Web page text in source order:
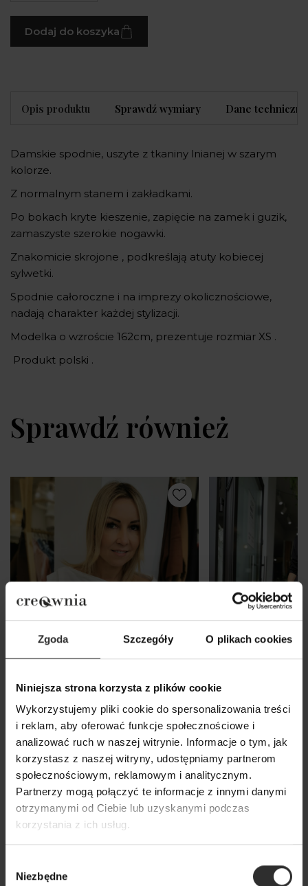
Zgoda Szczegóły O plikach cookies
Niniejsza strona korzysta z plików cookie
Wykorzystujemy pliki cookie do spersonalizowania treści
i reklam, aby oferować funkcje społecznościowe i
analizować ruch w naszej witrynie. Informacje o tym, jak
korzystasz z naszej witryny, udostępniamy partnerom
społecznościowym, reklamowym i analitycznym.
Partnerzy mogą połączyć te informacje z innymi danymi
otrzymanymi od Ciebie lub uzyskanymi podczas
korzystania z ich usług.
zgody
Niezbędne
Dodaj do koszyka
Opis produktu Sprawdź wymiary Dane techniczne
Damskie spodnie, uszyte z tkaniny lnianej w szarym
kolorze.
Z normalnym stanem i zakładkami.
Po bokach kryte kieszenie, zapięcie na zamek i guzik,
zamaszyste szerokie nogawki.
Znakomicie skrojone , podkreślają atuty kobiecej
sylwetki.
Spodnie całoroczne i na imprezy okolicznościowe,
nadają charakter każdej stylizacji.
Modelka o wzroście 162cm, prezentuje rozmiar XS .
Produkt polski .
Sprawdź również
Wiskozowa Bluzka w kolorze
ecru z dekoltem w łódkę Julia
Ecru
179,00 zł
Czarny Żakiet z
Black&Crown
629,00 zł
Popularne produkty